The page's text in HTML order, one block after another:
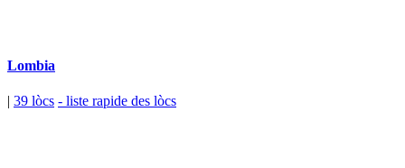
Lombia
| 39 lòcs - liste rapide des lòcs